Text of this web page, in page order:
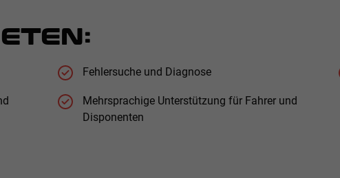
Fehlersuche und Diagnose
Mehrsprachige Unterstützung für Fahrer und
Disponenten